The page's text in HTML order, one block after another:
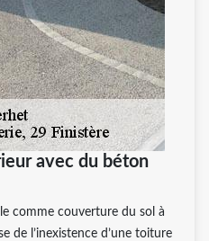
avec du béton
comme couverture du sol à
de l’inexistence d’une toiture